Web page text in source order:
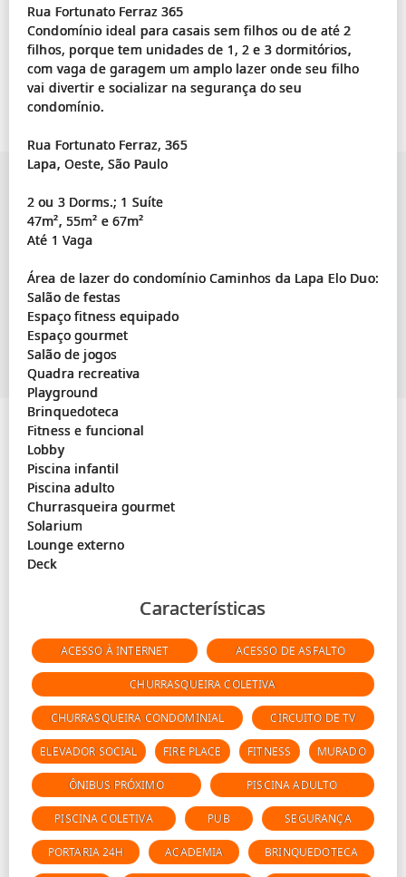
Rua Fortunato Ferraz 365
Condomínio ideal para casais sem filhos ou de até 2
filhos, porque tem unidades de 1, 2 e 3 dormitórios,
com vaga de garagem um amplo lazer onde seu filho
vai divertir e socializar na segurança do seu
condomínio.
Rua Fortunato Ferraz, 365
Lapa, Oeste, São Paulo
2 ou 3 Dorms.; 1 Suíte
47m², 55m² e 67m²
Até 1 Vaga
Área de lazer do condomínio Caminhos da Lapa Elo Duo:
Salão de festas
Espaço fitness equipado
Espaço gourmet
Salão de jogos
Quadra recreativa
Playground
Brinquedoteca
Fitness e funcional
Lobby
Piscina infantil
Piscina adulto
Churrasqueira gourmet
Solarium
Lounge externo
Deck
Características
ACESSO À INTERNET ACESSO DE ASFALTO
CHURRASQUEIRA COLETIVA
CHURRASQUEIRA CONDOMINIAL CIRCUITO DE TV
ELEVADOR SOCIAL FIRE PLACE FITNESS MURADO
ÔNIBUS PRÓXIMO PISCINA ADULTO
PISCINA COLETIVA PUB SEGURANÇA
PORTARIA 24H ACADEMIA BRINQUEDOTECA